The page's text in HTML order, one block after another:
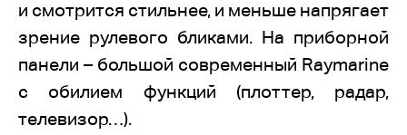
и смотрится стильнее, и меньше напрягает
зрение рулевого бликами. На приборной
панели – большой современный Raymarine
с обилием функций (плоттер, радар,
телевизор…).